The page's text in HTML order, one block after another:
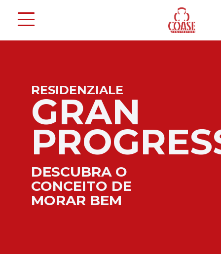
STUDIO
ALFA
CONFORTO,
E PRATICIDADE